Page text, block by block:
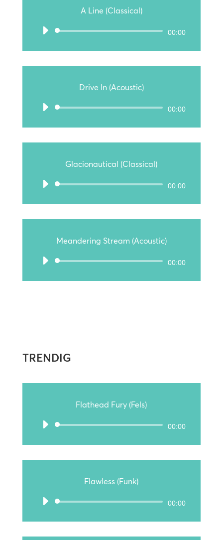
A Line (Classical)
Audio-
00:00
Drive In (Acoustic)
Audio-
00:00
Glacionautical (Classical)
Audio-
00:00
Meandering Stream (Acoustic)
Audio-
00:00
TRENDIG
Flathead Fury (Fels)
Audio-
00:00
Flawless (Funk)
Audio-
00:00